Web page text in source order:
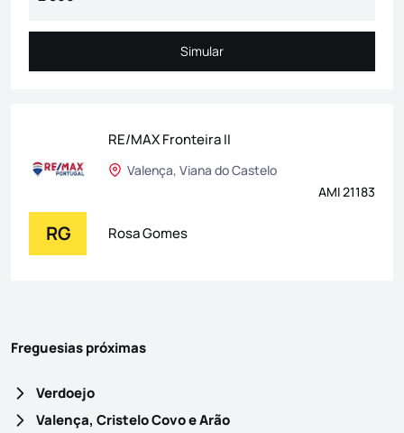
Simular
Simular
RE/MAX Fronteira II
Valença, Viana do Castelo
AMI 21183
RG Rosa Gomes
Freguesias próximas
Verdoejo
Valença, Cristelo Covo e Arão